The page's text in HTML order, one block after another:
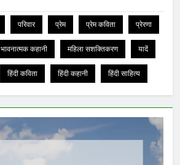
परिवार प्रेम प्रेम कविता प्रेरणा
भावनात्मक कहानी महिला सशक्तिकरण यादें
हिंदी कविता हिंदी कहानी हिंदी साहित्य